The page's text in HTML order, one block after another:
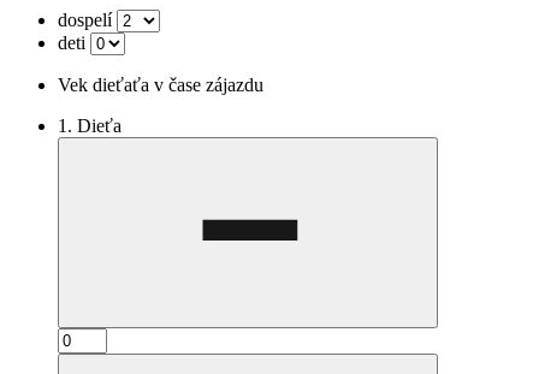
dospelí
deti
Vek dieťaťa v čase zájazdu
1. Dieťa